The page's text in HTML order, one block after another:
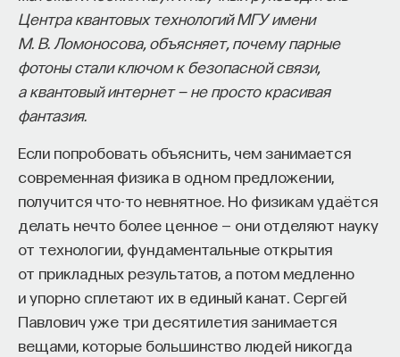
Центра квантовых технологий МГУ имени
М. В. Ломоносова, объясняет, почему парные
фотоны стали ключом к безопасной связи,
а квантовый интернет — не просто красивая
фантазия.
Если попробовать объяснить, чем занимается
современная физика в одном предложении,
получится что-то невнятное. Но физикам удаётся
делать нечто более ценное — они отделяют науку
от технологии, фундаментальные открытия
от прикладных результатов, а потом медленно
и упорно сплетают их в единый канат. Сергей
Павлович уже три десятилетия занимается
вещами, которые большинство людей никогда
восполнялись и мы просыпались отдохнувшими.
Ответы на эти и другие вопросы можно найти,
записавшисьна курс «Наука сна: как управлять
своим сном»
Пройдя этот курс, вы научитесь:
— Лучше понимать, что происходит с нами
во сне
— Заботиться о качестве своего сна
— Определять, какими способами можно
улучшить свой сон
— Использовать когнитивно-поведенческую